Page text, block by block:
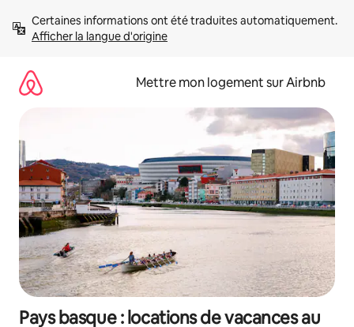
directement
Afficher la langue d'origine
Mettre mon logement sur Airbnb
Pays basque : locations de vacances au